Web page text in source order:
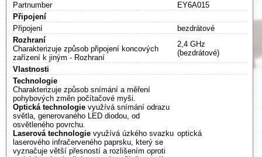
Partnumber
EY6A015
Připojení
Připojení
bezdrátové
Rozhraní
Charakterizuje způsob připojení koncových
zařízení k jiným - Rozhraní
2,4 GHz
(bezdrátové)
Vlastnosti
Technologie
Charakterizuje způsob snímání a měření
pohybových změn počítačové myši.
Optická technologie využívá snímání odrazu
světla, generovaného LED diodou, od
osvětleného povrchu.
Laserová technologie využívá úzkého svazku
laserového infračerveného paprsku, který se
vyznačuje větší přesností a rozlišením oproti
optická